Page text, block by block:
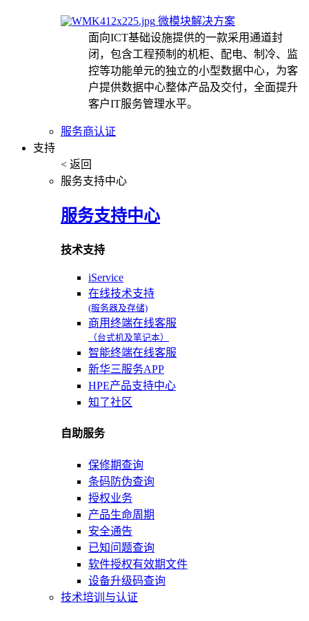
微模块解决方案
面向ICT基础设施提供的一款采用通道封
闭，包含工程预制的机柜、配电、制冷、监
控等功能单元的独立的小型数据中心，为客
户提供数据中心整体产品及交付，全面提升
客户IT服务管理水平。
服务商认证
支持
< 返回
服务支持中心
服务支持中心
技术支持
iService
在线技术支持
(服务器及存储)
商用终端在线客服
（台式机及笔记本）
智能终端在线客服
新华三服务APP
HPE产品支持中心
知了社区
自助服务
保修期查询
条码防伪查询
授权业务
产品生命周期
安全通告
已知问题查询
软件授权有效期文件
设备升级码查询
技术培训与认证